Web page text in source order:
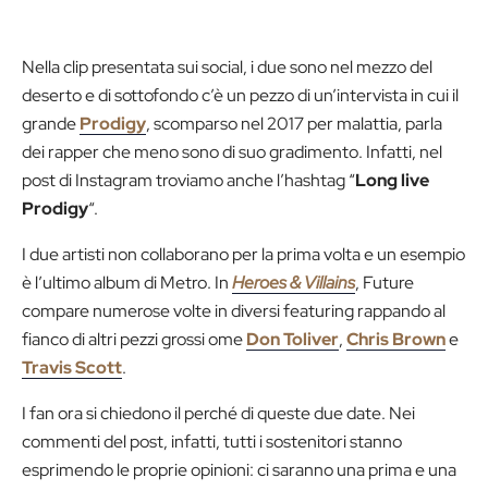
Nella clip presentata sui social, i due sono nel mezzo del
deserto e di sottofondo c’è un pezzo di un’intervista in cui il
grandeProdigy, scomparso nel 2017 per malattia, parla
dei rapper che meno sono di suo gradimento. Infatti, nel
post di Instagram troviamo anche l’hashtag “Long live
Prodigy“.
I due artisti non collaborano per la prima volta e un esempio
è l’ultimo album di Metro. InHeroes & Villains, Future
compare numerose volte in diversi featuring rappando al
fianco di altri pezzi grossi omeDon Toliver,Chris Browne
Travis Scott.
I fan ora si chiedono il perché di queste due date. Nei
commenti del post, infatti, tutti i sostenitori stanno
esprimendo le proprie opinioni: ci saranno una prima e una